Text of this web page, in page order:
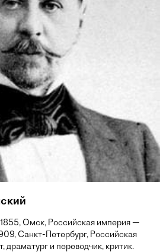
1855, Омск, Российская империя —
Санкт-Петербург, Российская
драматург и переводчик, критик.